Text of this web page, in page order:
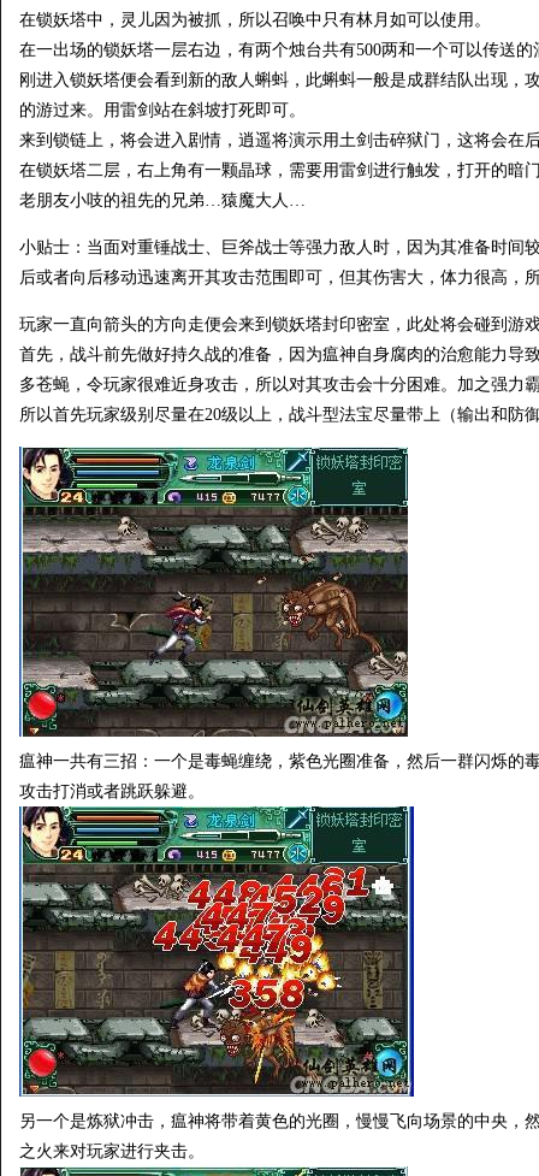
在锁妖塔中，灵儿因为被抓，所以召唤中只有林月如可以使用。
在一出场的锁妖塔一层右边，有两个烛台共有500两和一个可以传送的
刚进入锁妖塔便会看到新的敌人蝌蚪，此蝌蚪一般是成群结队出现，
的游过来。用雷剑站在斜坡打死即可。
来到锁链上，将会进入剧情，逍遥将演示用土剑击碎狱门，这将会在
在锁妖塔二层，右上角有一颗晶球，需要用雷剑进行触发，打开的暗
老朋友小吱的祖先的兄弟…猿魔大人…
小贴士：当面对重锤战士、巨斧战士等强力敌人时，因为其准备时间
后或者向后移动迅速离开其攻击范围即可，但其伤害大，体力很高，
玩家一直向箭头的方向走便会来到锁妖塔封印密室，此处将会碰到游
首先，战斗前先做好持久战的准备，因为瘟神自身腐肉的治愈能力导
多苍蝇，令玩家很难近身攻击，所以对其攻击会十分困难。加之强力
所以首先玩家级别尽量在20级以上，战斗型法宝尽量带上（输出和防
瘟神一共有三招：一个是毒蝇缠绕，紫色光圈准备，然后一群闪烁的
攻击打消或者跳跃躲避。
另一个是炼狱冲击，瘟神将带着黄色的光圈，慢慢飞向场景的中央，
之火来对玩家进行夹击。